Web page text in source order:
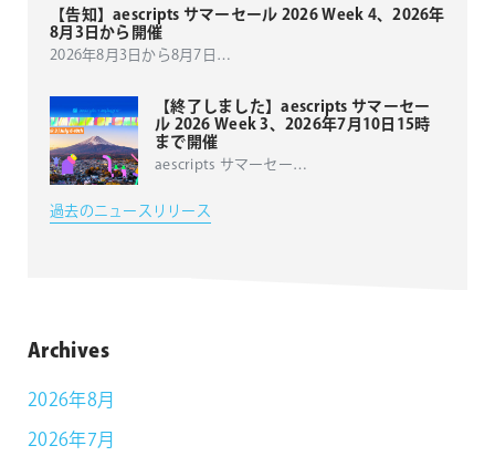
【告知】aescripts サマーセール 2026 Week 4、2026年
8月3日から開催
2026年8月3日から8月7日 …
【終了しました】aescripts サマーセー
ル 2026 Week 3、2026年7月10日15時
まで開催
aescripts サマーセー…
過去のニュースリリース
Archives
2026年8月
2026年7月